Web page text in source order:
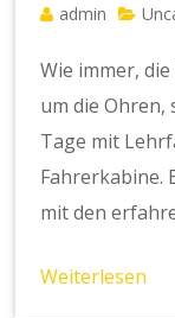
admin
Wie immer,
um die Ohren,
Tage mit
Fahrerkabine.
mit den
Weiterlesen